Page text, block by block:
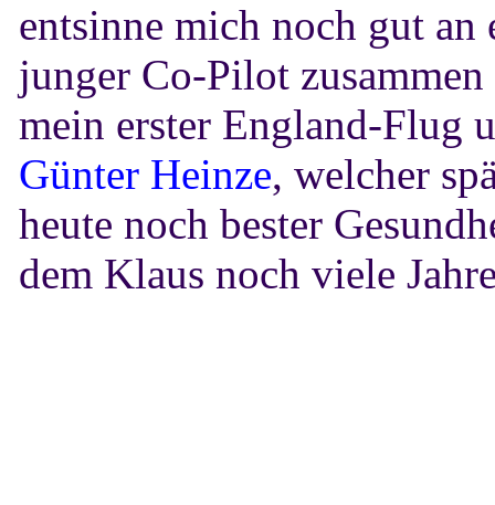
entsinne mich noch gut
junger Co-Pilot
mein erster England-Flug
Günter Heinze, welcher
heute noch bester
dem Klaus noch viele